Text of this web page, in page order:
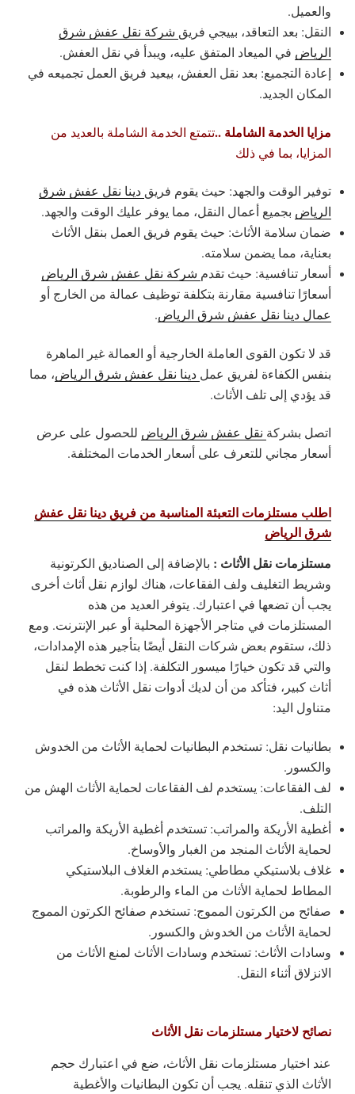
والعميل.
النقل: بعد التعاقد، بييجي فريق شركة نقل عفش شرق
الرياض في الميعاد المتفق عليه، ويبدأ في نقل العفش.
إعادة التجميع: بعد نقل العفش، بيعيد فريق العمل تجميعه في
المكان الجديد.
مزايا الخدمة الشاملة ..تتمتع الخدمة الشاملة بالعديد من
المزايا، بما في ذلك
توفير الوقت والجهد: حيث يقوم فريق دينا نقل عفش شرق
الرياض بجميع أعمال النقل، مما يوفر عليك الوقت والجهد.
ضمان سلامة الأثاث: حيث يقوم فريق العمل بنقل الأثاث
بعناية، مما يضمن سلامته.
أسعار تنافسية: حيث تقدم شركة نقل عفش شرق الرياض
أسعارًا تنافسية مقارنة بتكلفة توظيف عمالة من الخارج أو
عمال دينا نقل عفش شرق الرياض.
قد لا تكون القوى العاملة الخارجية أو العمالة غير الماهرة
بنفس الكفاءة لفريق عمل دينا نقل عفش شرق الرياض، مما
قد يؤدي إلى تلف الأثاث.
اتصل بشركة نقل عفش شرق الرياض للحصول على عرض
أسعار مجاني للتعرف على أسعار الخدمات المختلفة.
اطلب مستلزمات التعبئة المناسبة من فريق دينا نقل عفش
شرق الرياض
مستلزمات نقل الأثاث : بالإضافة إلى الصناديق الكرتونية
وشريط التغليف ولف الفقاعات، هناك لوازم نقل أثاث أخرى
يجب أن تضعها في اعتبارك. يتوفر العديد من هذه
المستلزمات في متاجر الأجهزة المحلية أو عبر الإنترنت. ومع
ذلك، ستقوم بعض شركات النقل أيضًا بتأجير هذه الإمدادات،
والتي قد تكون خيارًا ميسور التكلفة. إذا كنت تخطط لنقل
أثاث كبير، فتأكد من أن لديك أدوات نقل الأثاث هذه في
متناول اليد:
بطانيات نقل: تستخدم البطانيات لحماية الأثاث من الخدوش
والكسور.
لف الفقاعات: يستخدم لف الفقاعات لحماية الأثاث الهش من
التلف.
أغطية الأريكة والمراتب: تستخدم أغطية الأريكة والمراتب
لحماية الأثاث المنجد من الغبار والأوساخ.
غلاف بلاستيكي مطاطي: يستخدم الغلاف البلاستيكي
المطاط لحماية الأثاث من الماء والرطوبة.
صفائح من الكرتون المموج: تستخدم صفائح الكرتون المموج
لحماية الأثاث من الخدوش والكسور.
وسادات الأثاث: تستخدم وسادات الأثاث لمنع الأثاث من
الانزلاق أثناء النقل.
نصائح لاختيار مستلزمات نقل الأثاث
عند اختيار مستلزمات نقل الأثاث، ضع في اعتبارك حجم
الأثاث الذي تنقله. يجب أن تكون البطانيات والأغطية